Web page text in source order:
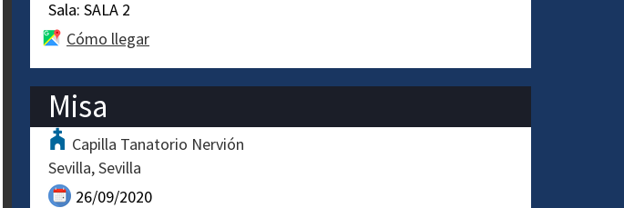
Sala: SALA 2
Cómo llegar
Misa
Capilla Tanatorio Nervión
Sevilla Sevilla
26/09/2020